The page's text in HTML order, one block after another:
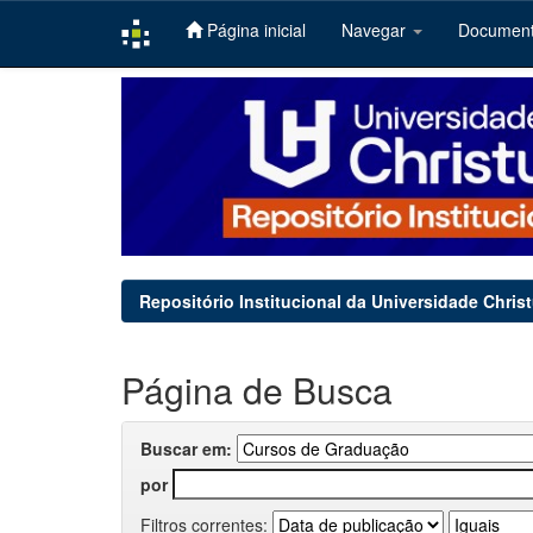
Página inicial Navegar
Repositório Institucional da Universidade
Página de Busca
Buscar em:
por
Filtros correntes: